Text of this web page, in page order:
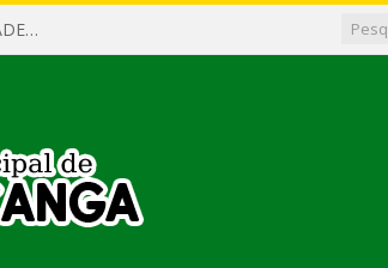
SERVIDORES DA CÂMARA MUNICIPAL RETORNAM ÀS ATIVIDADES APÓS O RECESSO PARLAMENTAR